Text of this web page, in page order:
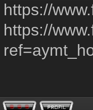
https://
https://